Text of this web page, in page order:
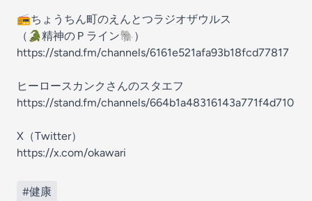
📻ちょうちん町のえんとつラジオザウルス
（🐊精神のＰライン🐘）
https://stand.fm/channels/6161e521afa93b18fcd77817
ヒーロースカンクさんのスタエフ
https://stand.fm/channels/664b1a48316143a771f4d710
X（Twitter）
https://x.com/okawari
#健康